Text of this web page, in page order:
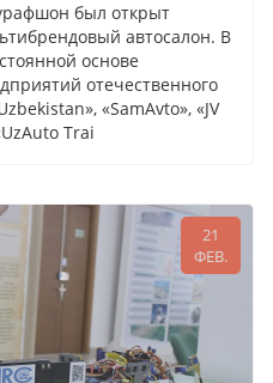
был открыт
автосалон. В
основе
отечественного
«SamAvto», «JV
Trai
21
ФЕВ.